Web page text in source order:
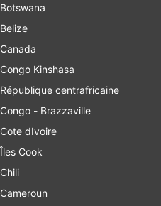
Botswana
Belize
Canada
Congo Kinshasa
République centrafricaine
Congo - Brazzaville
Cote dIvoire
Îles Cook
Chili
Cameroun